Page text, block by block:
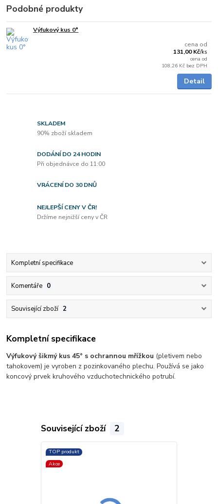
Podobné produkty
Výfukový kus 0°
cena od
131,00 Kč/ks
cena od
108,26 Kč bez DPH
Detail
SKLADEM
90% zboží skladem
DODÁNÍ DO 24 HODIN
Při objednávce do 11:00
VRÁCENÍ DO 30 DNŮ
NEJLEPŠÍ CENY V ČR!
Držíme nejnižší ceny v ČR
Kompletní specifikace
Komentáře 0
Související zboží 2
Kompletní specifikace
Výfukový šikmý kus 45° s ochrannou mřížkou (pletivem nebo
tahokovem) je vyroben z pozinkovaného plechu. Používá se jako
koncový prvek kruhového vzduchotechnického potrubí.
Související zboží 2
TOP produkt
Akce